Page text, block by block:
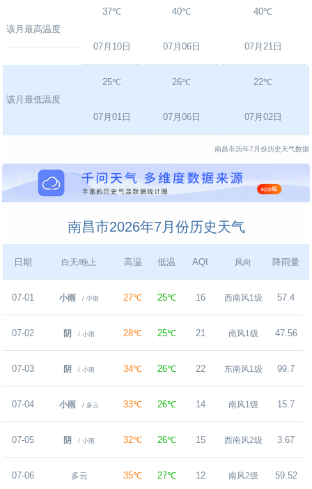
该月最高温度
37℃
07月10日
40℃
07月06日
40℃
07月21日
该月最低温度
25℃
07月01日
26℃
07月06日
22℃
07月02日
南昌市历年7月份历史天气数据
南昌市2026年7月份历史天气
日期 白天/晚上 高温 低温 AQI 风向 降雨量
07-01 小雨 / 中雨 27℃ 25℃ 16 西南风1级 57.4
07-02 阴 / 小雨 28℃ 25℃ 21 南风1级 47.56
07-03 阴 / 小雨 34℃ 26℃ 22 东南风1级 99.7
07-04 小雨 / 多云 33℃ 26℃ 14 南风1级 15.7
07-05 阴 / 小雨 32℃ 26℃ 15 西南风2级 3.67
07-06 多云 35℃ 27℃ 12 南风2级 59.52